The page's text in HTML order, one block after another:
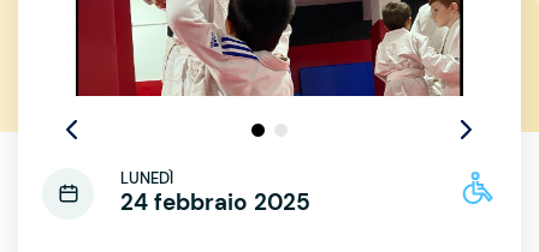
LUNEDÌ
24 febbraio 2025